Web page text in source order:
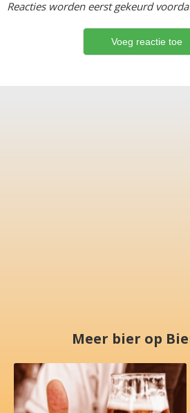
Reacties worden eerst gekeurd
Meer bier op